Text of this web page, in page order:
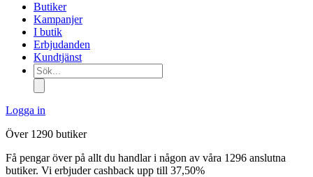
Butiker
Kampanjer
I butik
Erbjudanden
Kundtjänst
Sök...
Logga in
Över 1290 butiker
Få pengar över på allt du handlar i någon av våra 1296 anslutna
butiker. Vi erbjuder cashback upp till 37,50%